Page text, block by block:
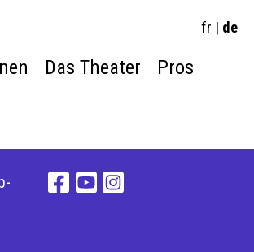
fr | de
Das Theater Pros